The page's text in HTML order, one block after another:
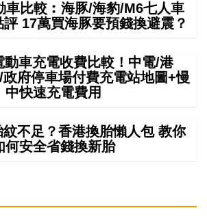
車比較︰海豚/海豹/M6七人車
17萬買海豚要預錢換避震？
動車充電收費比較！中電/港
府停車場付費充電站地圖+慢
中快速充電費用
不足？香港換胎懶人包 教你
何安全省錢換新胎